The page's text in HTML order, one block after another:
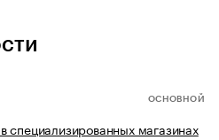
ОСНОВНОЙ
специализированных магазинах